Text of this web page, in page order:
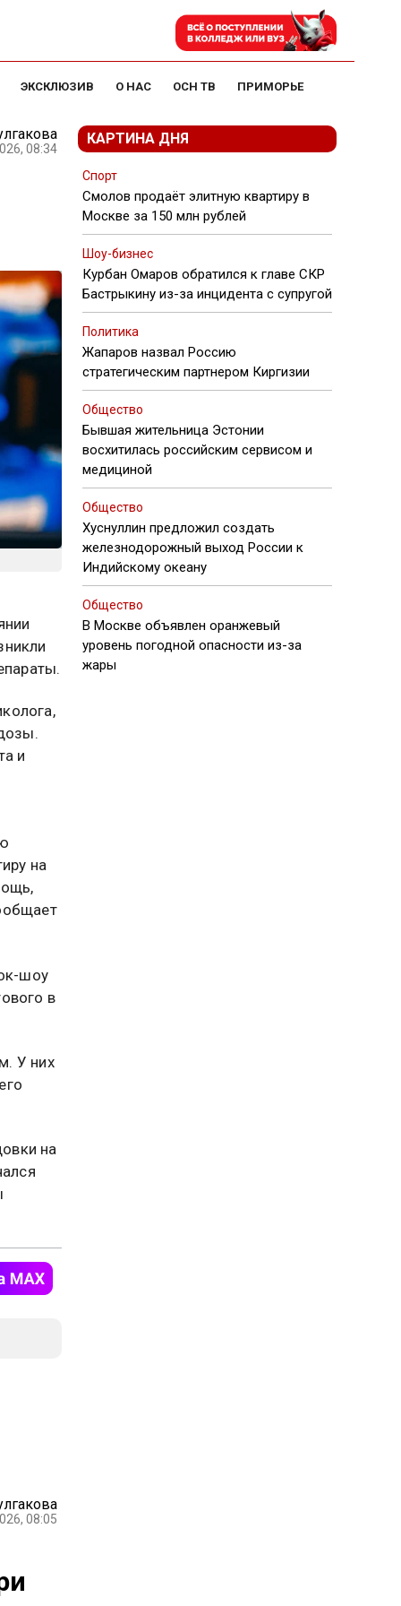
ЭКСКЛЮЗИВ О НАС ОСН ТВ ПРИМОРЬЕ
08:34
и
на
шоу
в
У них
на
08:05
КАРТИНА ДНЯ
Спорт
Смолов продаёт элитную квартиру в
Москве за 150 млн рублей
Шоу-бизнес
Курбан Омаров обратился к главе СКР
Бастрыкину из-за инцидента с супругой
Политика
Жапаров назвал Россию
стратегическим партнером Киргизии
Общество
Бывшая жительница Эстонии
восхитилась российским сервисом и
медициной
Общество
Хуснуллин предложил создать
железнодорожный выход России к
Индийскому океану
Общество
В Москве объявлен оранжевый
уровень погодной опасности из-за
жары